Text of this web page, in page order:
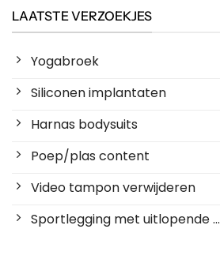
LAATSTE VERZOEKJES
Yogabroek
Siliconen implantaten
Harnas bodysuits
Poep/plas content
Video tampon verwijderen
Sportlegging met uitlopende ...